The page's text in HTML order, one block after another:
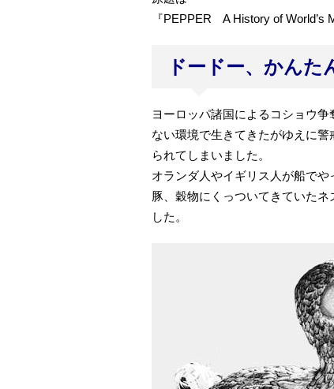
『PEPPER A History of World’s
ドードー、かんた
ヨーロッパ諸国によるコショウ
ない環境で生きてきたがゆえに
られてしまいました。
オランダ人やイギリス人が船で
豚、穀物にくっついてきていた
した。